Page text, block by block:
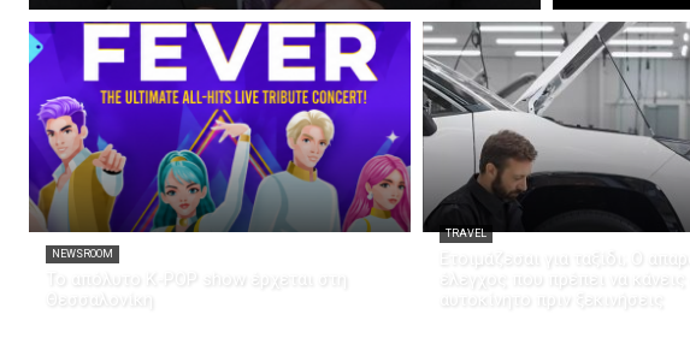
NEWSROOM
Το απόλυτο K-POP show έρχεται στη
Θεσσαλονίκη
TRAVEL
Ετοιμάζεσαι για ταξίδι; Ο
έλεγχος που πρέπει να κάνεις
αυτοκίνητο πριν ξεκινήσεις